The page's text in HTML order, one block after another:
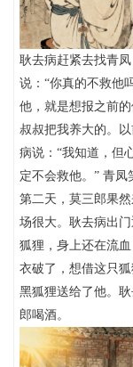
耿去病赶紧去找青
说：“你真的不救他
他，就是想报之前
叔叔把我养大的。
病说：“我知道，但
定不会救他。” 青凤
第二天，莫三郎果
场很大。耿去病出
狐狸，身上还在流
衣破了，想借这只
黑狐狸送给了他。
郎喝酒。